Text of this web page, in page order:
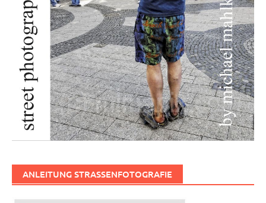
ANLEITUNG STRASSENFOTOGRAFIE